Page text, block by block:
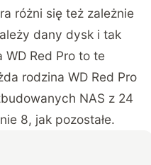
różni się też zależnie
dany dysk i tak
WD Red Pro to te
rodzina WD Red Pro
NAS z 24
8, jak pozostałe.